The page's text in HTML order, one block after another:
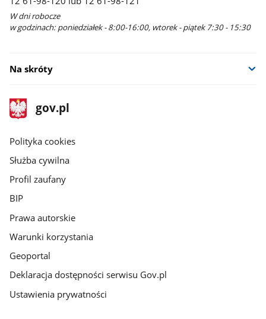
W dni robocze
w godzinach: poniedziałek - 8:00-16:00, wtorek - piątek 7:30 - 15:30
Na skróty
stopka
gov.pl
Strona
gov.pl
gov.pl
Polityka cookies
Służba cywilna
Profil zaufany
BIP
Prawa autorskie
Warunki korzystania
Geoportal
Deklaracja dostępności serwisu Gov.pl
Ustawienia prywatności